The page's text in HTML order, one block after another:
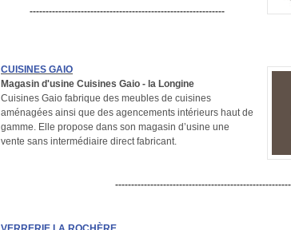
-------------------------------------------------------------
CUISINES GAIO
Magasin d'usine Cuisines Gaio - la Longine
Cuisines Gaio fabrique des meubles de cuisines
aménagées ainsi que des agencements intérieurs haut de
gamme. Elle propose dans son magasin d’usine une
vente sans intermédiaire direct fabricant.